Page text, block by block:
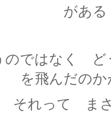
がある
のではなく
を飛んだのか
それって ま